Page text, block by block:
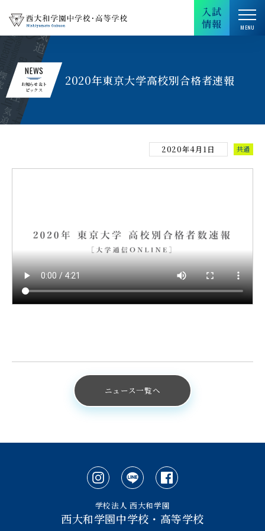
入試
情報
NEWS
お知らせ＆ト
ピックス
2020年東京大学高校別合格者速報
2020年4月1日 共通
ニュース一覧へ
学校法人 西大和学園
西大和学園中学校・高等学校